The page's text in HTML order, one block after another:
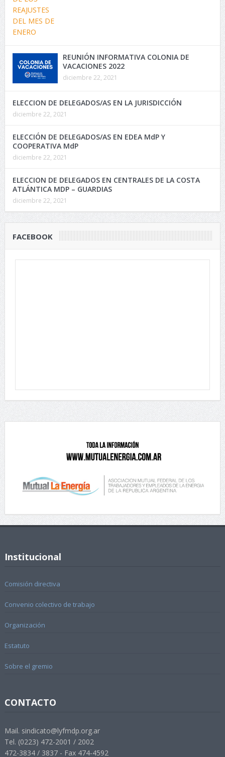
REUNIÓN INFORMATIVA COLONIA DE
VACACIONES 2022
diciembre 22, 2021
ELECCION DE DELEGADOS/AS EN LA JURISDICCIÓN
diciembre 22, 2021
ELECCIÓN DE DELEGADOS/AS EN EDEA MdP Y
COOPERATIVA MdP
diciembre 22, 2021
ELECCION DE DELEGADOS EN CENTRALES DE LA COSTA
ATLÁNTICA MDP – GUARDIAS
diciembre 22, 2021
FACEBOOK
Institucional
Comisión directiva
Convenio colectivo de trabajo
Organización
Estatuto
Sobre el gremio
CONTACTO
Mail. sindicato@lyfmdp.org.ar
Tel. (0223) 472-2001 / 2002
472-3834 / 3837 - Fax 474-4592